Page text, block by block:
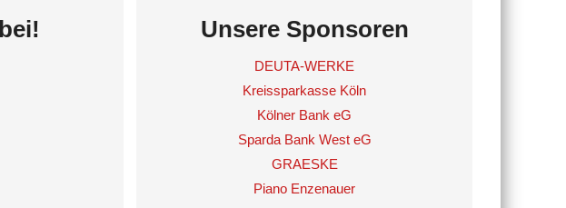
Unsere Sponsoren
DEUTA-WERKE
Kreissparkasse Köln
Kölner Bank eG
Sparda Bank West eG
GRAESKE
Piano Enzenauer